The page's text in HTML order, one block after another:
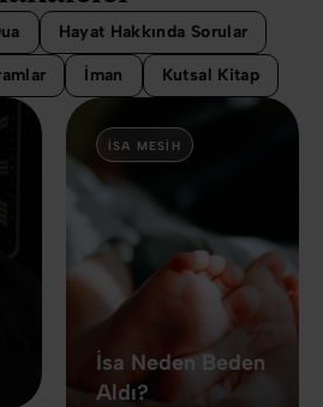
Hayat Hakkında Sorular
İman Kutsal Kitap
İSA MESIH
İsa Neden Beden
Aldı?